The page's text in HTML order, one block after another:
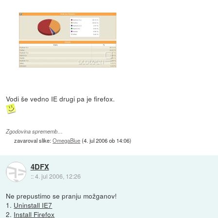
Vodi še vedno IE drugi pa je firefox.
Zgodovina sprememb…
zavaroval slike:OmegaBlue(4. jul 2006 ob 14:06)
4DFX
::4. jul 2006, 12:26
Ne prepustimo se pranju možganov!
1. Uninstall IE7
2. Install Firefox